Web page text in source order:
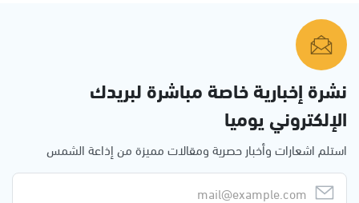
نشرة إخبارية خاصة مباشرة لبريدك
الإلكتروني يوميا
استلم اشعارات وأخبار حصرية ومقالات مميزة من إذاعة الشمس